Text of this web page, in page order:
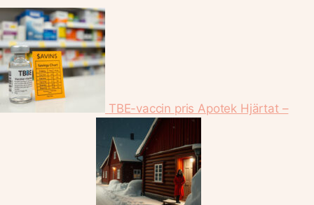
TBE-vaccin pris Apotek Hjärtat –